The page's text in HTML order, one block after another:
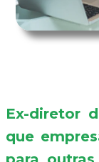
Ex-diretor
que